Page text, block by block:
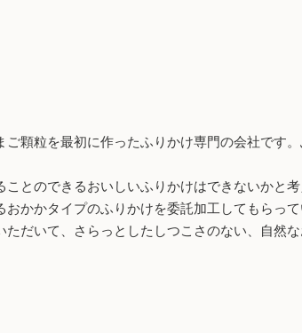
顆粒を最初に作ったふりかけ専門の会社です
とのできるおいしいふりかけはできないかと
かかタイプのふりかけを委託加工してもらって
だいて、さらっとしたしつこさのない、自然